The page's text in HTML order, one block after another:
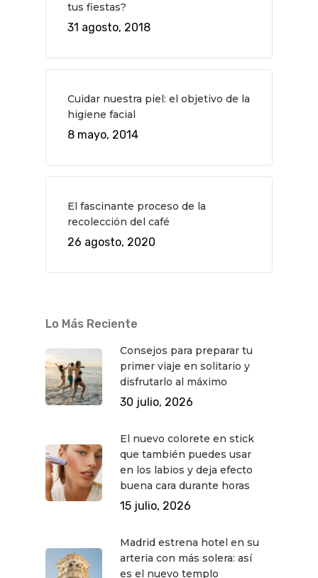
tus fiestas?
31 agosto, 2018
Cuidar nuestra piel: el objetivo de la
higiene facial
8 mayo, 2014
El fascinante proceso de la
recolección del café
26 agosto, 2020
Lo Más Reciente
Consejos para preparar tu
primer viaje en solitario y
disfrutarlo al máximo
30 julio, 2026
El nuevo colorete en stick
que también puedes usar
en los labios y deja efecto
buena cara durante horas
15 julio, 2026
Madrid estrena hotel en su
arteria con más solera: así
es el nuevo templo
Cine
Gourmet